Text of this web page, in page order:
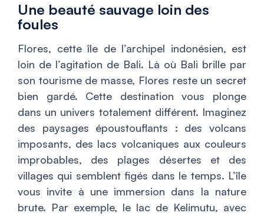
Une beauté sauvage loin des
foules
Flores, cette île de l’archipel indonésien, est
loin de l’agitation de Bali. Là où Bali brille par
son tourisme de masse, Flores reste un secret
bien gardé. Cette destination vous plonge
dans un univers totalement différent. Imaginez
des paysages époustouflants : des volcans
imposants, des lacs volcaniques aux couleurs
improbables, des plages désertes et des
villages qui semblent figés dans le temps. L’île
vous invite à une immersion dans la nature
brute. Par exemple, le lac de Kelimutu, avec